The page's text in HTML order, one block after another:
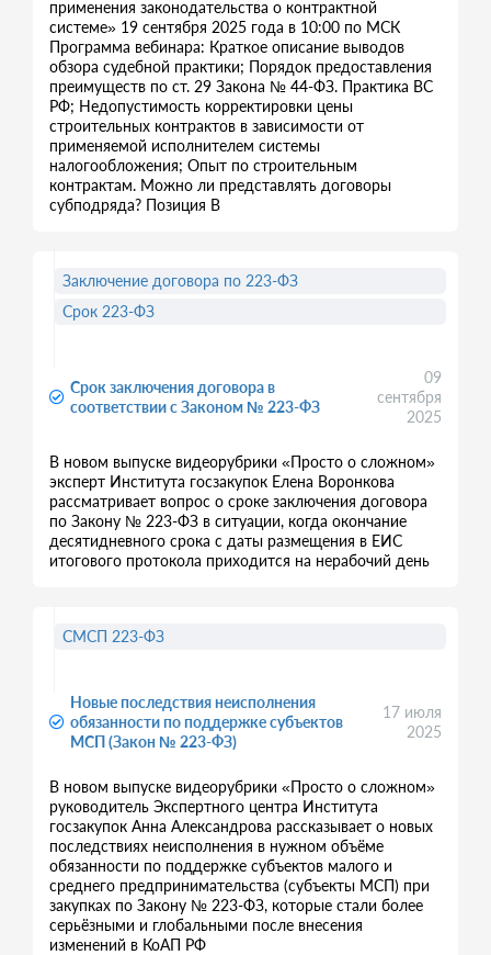
применения законодательства о контрактной
системе» 19 сентября 2025 года в 10:00 по МСК
Программа вебинара: Краткое описание выводов
обзора судебной практики; Порядок предоставления
преимуществ по ст. 29 Закона № 44-ФЗ. Практика ВС
РФ; Недопустимость корректировки цены
строительных контрактов в зависимости от
применяемой исполнителем системы
налогообложения; Опыт по строительным
контрактам. Можно ли представлять договоры
субподряда? Позиция В
Срок заключения договора в
соответствии с Законом № 223-ФЗ
09
сентября
2025
В новом выпуске видеорубрики «Просто о сложном»
эксперт Института госзакупок Елена Воронкова
рассматривает вопрос о сроке заключения договора
по Закону № 223-ФЗ в ситуации, когда окончание
десятидневного срока с даты размещения в ЕИС
итогового протокола приходится на нерабочий день
Заключение договора по 223-ФЗ
Срок 223-ФЗ
Новые последствия неисполнения
обязанности по поддержке субъектов
МСП (Закон № 223-ФЗ)
17 июля
2025
В новом выпуске видеорубрики «Просто о сложном»
руководитель Экспертного центра Института
госзакупок Анна Александрова рассказывает о новых
последствиях неисполнения в нужном объёме
обязанности по поддержке субъектов малого и
среднего предпринимательства (субъекты МСП) при
закупках по Закону № 223-ФЗ, которые стали более
серьёзными и глобальными после внесения
изменений в КоАП РФ
СМСП 223-ФЗ